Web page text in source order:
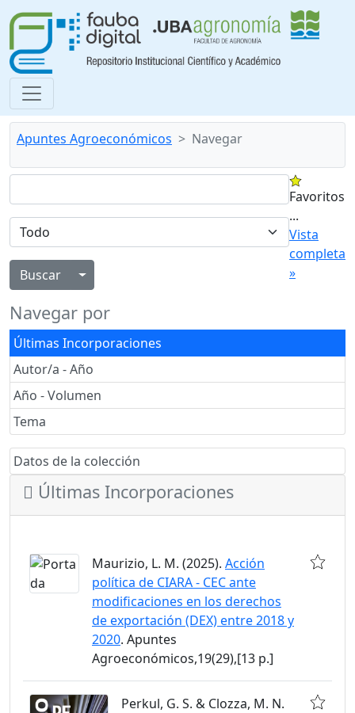
Apuntes Agroeconómicos Navegar
Alternar menú desplegable
Favoritos
...
Vista
completa
»
Navegar por
Últimas Incorporaciones
Autor/a - Año
Año - Volumen
Tema
Datos de la colección
Últimas Incorporaciones
Maurizio, L. M. (2025). Acción
política de CIARA - CEC ante
modificaciones en los derechos
de exportación (DEX) entre 2018 y
2020. Apuntes
Agroeconómicos,19(29),[13 p.]
Perkul, G. S. & Clozza, M. N.